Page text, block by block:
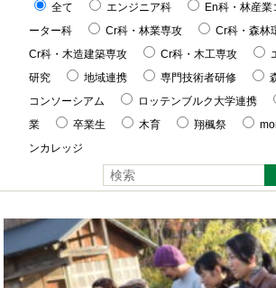
全て エンジニア科 En科・林産業
ーター科
Cr科・林業専攻
Cr科・森林
Cr科・木造建築専攻
Cr科・木工専攻
研究
地域連携 専門技術者研修
コンソーシアム
ロッテンブルク大学連携
業
卒業生 木育 翔楓祭
ンカレッジ